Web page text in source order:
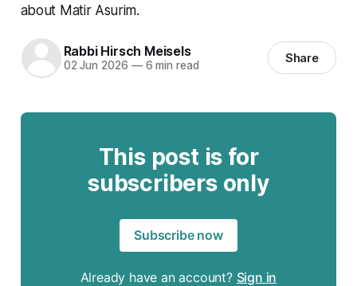
about Matir Asurim.
Rabbi Hirsch Meisels
02 Jun 2026 —6 min read Share
This post is for
subscribers only
Subscribe now
Already have an account? Sign in